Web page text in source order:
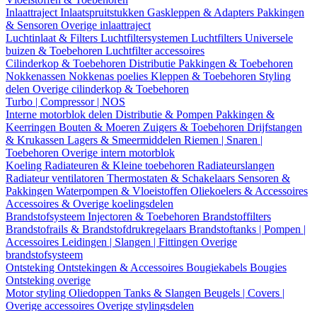
Inlaattraject Inlaatspruitstukken Gaskleppen & Adapters Pakkingen
& Sensoren Overige inlaattraject
Luchtinlaat & Filters Luchtfiltersystemen Luchtfilters Universele
buizen & Toebehoren Luchtfilter accessoires
Cilinderkop & Toebehoren Distributie Pakkingen & Toebehoren
Nokkenassen Nokkenas poelies Kleppen & Toebehoren Styling
delen Overige cilinderkop & Toebehoren
Turbo | Compressor | NOS
Interne motorblok delen Distributie & Pompen Pakkingen &
Keerringen Bouten & Moeren Zuigers & Toebehoren Drijfstangen
& Krukassen Lagers & Smeermiddelen Riemen | Snaren |
Toebehoren Overige intern motorblok
Koeling Radiateuren & Kleine toebehoren Radiateurslangen
Radiateur ventilatoren Thermostaten & Schakelaars Sensoren &
Pakkingen Waterpompen & Vloeistoffen Oliekoelers & Accessoires
Accessoires & Overige koelingsdelen
Brandstofsysteem Injectoren & Toebehoren Brandstoffilters
Brandstofrails & Brandstofdrukregelaars Brandstoftanks | Pompen |
Accessoires Leidingen | Slangen | Fittingen Overige
brandstofsysteem
Ontsteking Ontstekingen & Accessoires Bougiekabels Bougies
Ontsteking overige
Motor styling Oliedoppen Tanks & Slangen Beugels | Covers |
Overige accessoires Overige stylingsdelen